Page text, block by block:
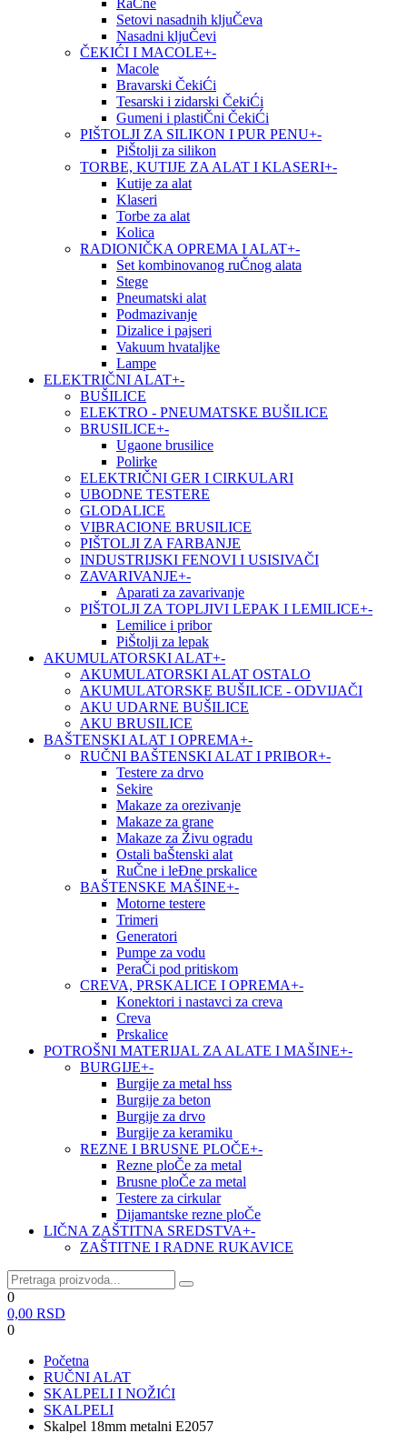
Setovi nasadnih kljuČeva
Nasadni kljuČevi
ČEKIĆI I MACOLE+-
Macole
Bravarski ČekiĆi
Tesarski i zidarski ČekiĆi
Gumeni i plastiČni ČekiĆi
PIŠTOLJI ZA SILIKON I PUR PENU+-
PiŠtolji za silikon
TORBE, KUTIJE ZA ALAT I KLASERI+-
Kutije za alat
Klaseri
Torbe za alat
Kolica
RADIONIČKA OPREMA I ALAT+-
Set kombinovanog ruČnog alata
Stege
Pneumatski alat
Podmazivanje
Dizalice i pajseri
Vakuum hvataljke
Lampe
ELEKTRIČNI ALAT+-
BUŠILICE
ELEKTRO - PNEUMATSKE BUŠILICE
BRUSILICE+-
Ugaone brusilice
Polirke
ELEKTRIČNI GER I CIRKULARI
UBODNE TESTERE
GLODALICE
VIBRACIONE BRUSILICE
PIŠTOLJI ZA FARBANJE
INDUSTRIJSKI FENOVI I USISIVAČI
ZAVARIVANJE+-
Aparati za zavarivanje
PIŠTOLJI ZA TOPLJIVI LEPAK I LEMILICE+-
Lemilice i pribor
PiŠtolji za lepak
AKUMULATORSKI ALAT+-
AKUMULATORSKI ALAT OSTALO
AKUMULATORSKE BUŠILICE - ODVIJAČI
AKU UDARNE BUŠILICE
AKU BRUSILICE
BAŠTENSKI ALAT I OPREMA+-
RUČNI BAŠTENSKI ALAT I PRIBOR+-
Testere za drvo
Sekire
Makaze za orezivanje
Makaze za grane
Makaze za Živu ogradu
Ostali baŠtenski alat
RuČne i leĐne prskalice
BAŠTENSKE MAŠINE+-
Motorne testere
Trimeri
Generatori
Pumpe za vodu
PeraČi pod pritiskom
CREVA, PRSKALICE I OPREMA+-
Konektori i nastavci za creva
Creva
Prskalice
POTROŠNI MATERIJAL ZA ALATE I MAŠINE+-
BURGIJE+-
Burgije za metal hss
Burgije za beton
Burgije za drvo
Burgije za keramiku
REZNE I BRUSNE PLOČE+-
Rezne ploČe za metal
Brusne ploČe za metal
Testere za cirkular
Dijamantske rezne ploČe
LIČNA ZAŠTITNA SREDSTVA+-
ZAŠTITNE I RADNE RUKAVICE
0
0,00 RSD
0
Početna
RUČNI ALAT
SKALPELI I NOŽIĆI
SKALPELI
Skalpel 18mm metalni E2057